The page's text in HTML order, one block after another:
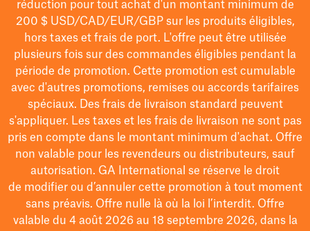
réduction pour tout achat d'un montant minimum de
200 $USD/CAD/EUR/GBPsur les produits éligibles,
hors taxes et frais de port. L'offre peut être utilisée
plusieurs fois sur des commandes éligibles pendant la
période de promotion. Cette promotion est cumulable
avec d'autres promotions, remises ou accords tarifaires
spéciaux. Des frais de livraison standard peuvent
s'appliquer. Les taxes et les frais de livraison ne sont pas
pris en compte dans le montant minimum d'achat. Offre
non valable pour les revendeurs ou distributeurs, sauf
autorisation. GA International se réserve le droit
de modifierou d’annuler cette promotion à tout moment
sans préavis. Offre nulle là où la loi l’interdit. Offre
valable du 4 août 2026 au 18 septembre 2026, dans la